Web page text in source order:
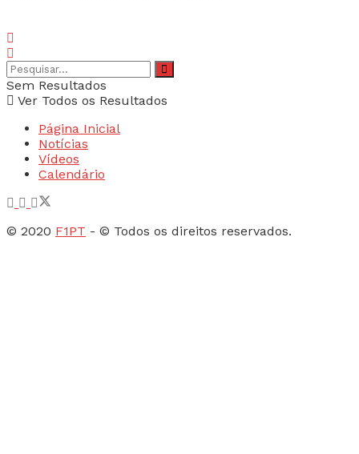
Sem Resultados
Ver Todos os Resultados
Página Inicial
Notícias
Vídeos
Calendário
© 2020 F1PT - © Todos os direitos reservados.